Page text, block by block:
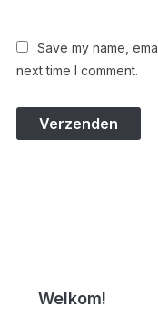
Save my name,
next time I comment.
Welkom!